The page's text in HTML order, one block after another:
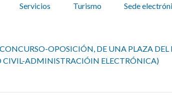
Servicios Turismo Sede
OPOSICIÓN, DE UNA PLAZA
ADMINISTRACIÓIN ELECTRÓNICA)